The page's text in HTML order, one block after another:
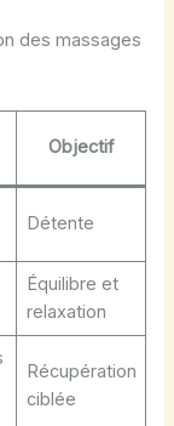
des massages
Objectif
Détente
Équilibre et
relaxation
Récupération
ciblée